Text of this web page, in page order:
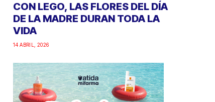
CON LEGO, LAS FLORES DEL DÍA
DE LA MADRE DURAN TODA LA
VIDA
14 ABRIL, 2026